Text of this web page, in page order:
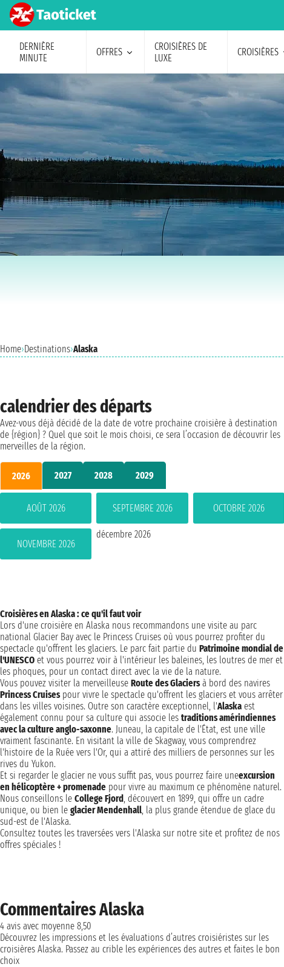
DERNIÈRE
MINUTE
OFFRES
CROISIÈRES DE
LUXE
CROISIÈRES
Home›Destinations›Alaska
calendrier des départs
Avez-vous déjà décidé de la date de votre prochaine croisière à destination
de {région} ? Quel que soit le mois choisi, ce sera l’occasion de découvrir les
merveilles de la région.
2026 2027 2028 2029
AOÛT 2026 SEPTEMBRE 2026 OCTOBRE 2026
NOVEMBRE 2026
décembre 2026
Croisières en Alaska : ce qu'il faut voir
Lors d'une croisière en Alaska nous recommandons une visite au parc
national Glacier Bay avec le Princess Cruises où vous pourrez profiter du
spectacle qu'offrent les glaciers. Le parc fait partie du Patrimoine mondial de
l'UNESCO et vous pourrez voir à l'intérieur les baleines, les loutres de mer et
les phoques, pour un contact direct avec la vie de la nature.
Vous pouvez visiter la merveilleuse Route des Glaciersà bord des navires
Princess Cruisespour vivre le spectacle qu'offrent les glaciers et vous arrêter
dans les villes voisines. Outre son caractère exceptionnel, l'Alaska est
également connu pour sa culture qui associe les traditions amérindiennes
avec la culture anglo-saxonne. Juneau, la capitale de l'État, est une ville
vraiment fascinante. En visitant la ville de Skagway, vous comprendrez
l'histoire de la Ruée vers l'Or, qui a attiré des milliers de personnes sur les
rives du Yukon.
Et si regarder le glacier ne vous suffit pas, vous pourrez faire uneexcursion
en hélicoptère + promenade pour vivre au maximum ce phénomène naturel.
Nous conseillons le College Fjord , découvert en 1899, qui offre un cadre
unique, ou bien le glacier Mendenhall , la plus grande étendue de glace du
sud-est de l'Alaska.
Consultez toutes les traversées vers l'Alaska sur notre site et profitez de nos
offres spéciales !
Commentaires Alaska
4 avis avec moyenne 8,50
Découvrez les impressions et les évaluations d’autres croisiéristes sur les
croisières Alaska. Passez au crible les expériences des autres et faites le bon
choix